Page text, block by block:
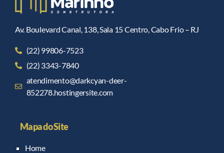
Av. Boulevard Canal, 138, Sala 15 Centro, Cabo Frio – RJ
(22) 99806-7523
(22) 3343-7840
atendimento@darkcyan-deer-
852278.hostingersite.com
Mapa do Site
Home